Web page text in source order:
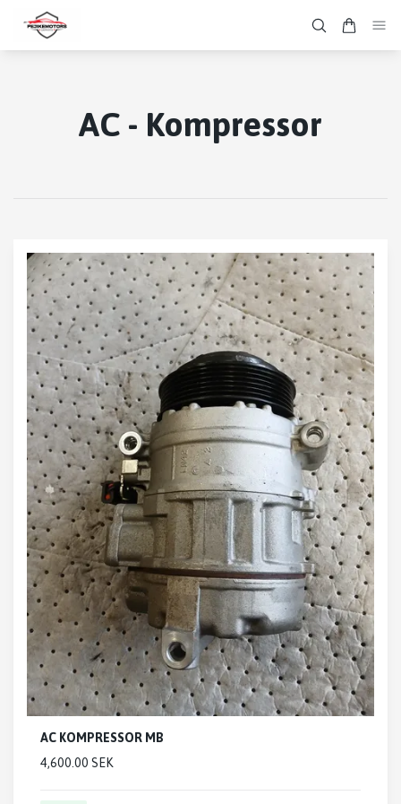
AC - Kompressor
AC KOMPRESSOR MB
4,600.00 SEK